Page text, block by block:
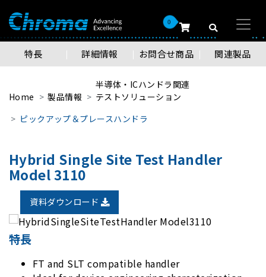
0
特長 詳細情報 お問合せ商品 関連製品
Home 製品情報
半導体・ICハンドラ関連
テストソリューション
ピックアップ＆プレースハンドラ
Hybrid Single Site Test Handler
Model 3110
資料ダウンロード
特長
FT and SLT compatible handler